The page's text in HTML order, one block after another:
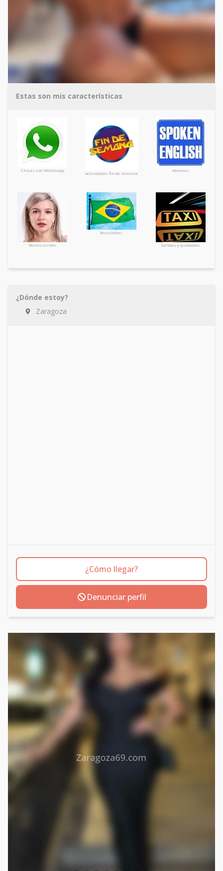
Estas son mis características
Chicas con Whatsapp
Actividades fin de semana
Idiomas
Rostro visible
Brasileñas
Salidas y quedadas
¿Dónde estoy?
Zaragoza
¿Cómo llegar?
Denunciar perfil